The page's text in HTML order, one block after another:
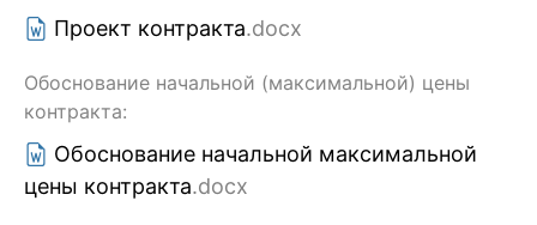
Проект контракта.docx
Обоснование начальной (максимальной) цены
контракта:
Обоснование начальной максимальной
цены контракта.docx